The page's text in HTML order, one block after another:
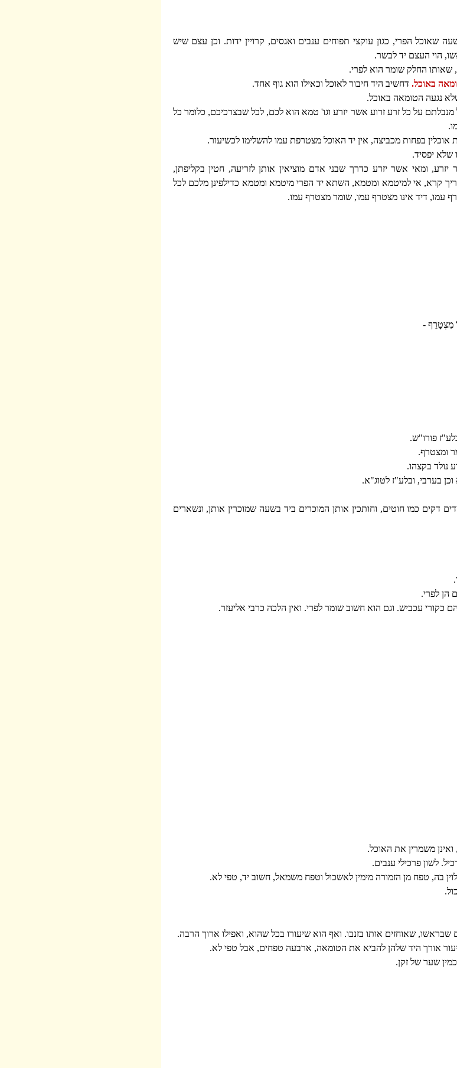
הפרי, כגון עוקצי תפוחים ענבים ואגסים, קרויין ידות. וכן עצם שיש
הוי העצם יד לבשר.
שאותו החלק שומר הוא לפרי.
באוכל. דחשיב היד חיבור לאוכל וכאילו הוא גוף אחד.
נגעה הטומאה באוכל.
מנבלתם על כל זרע זרוע אשר יזרע וגו' טמא הוא לכם, לכל שבצרכיכם, כלומר כל
בפחות מכביצה, אין יד האוכל מצטרפת עמו להשלימו לכשיעור.
שלא יפסיד.
ומאי אשר יזרע כדרך שבני אדם מוציאין אותן לזריעה, חטין בקליפתן,
קרא, אי למיטמא ומטמא, השתא יד הפרי מיטמא ומטמא כדילפינן מלכם לכל
דיד אינו מצטרף עמו, שומר מצטרף עמו.
מִצְטָרֵף -
פורו"ש.
ומצטרף.
נולד בקצהו.
בערבי, ובלע"ז לטוג"א.
דקים כמו חוטים, וחותכין אותן המוכרים ביד בשעה שמוכרין אותן, ונשארים
הן לפרי.
כקורי עכביש. וגם הוא חשוב שומר לפרי. ואין הלכה כרבי אליעזר.
ואינן משמרין את האוכל.
לשון פרכילי ענבים.
בה, טפח מן הזמורה מימין לאשכול וטפח משמאל, חשוב יד, טפי לא.
שבראשו, שאוחזים אותו בזנבו. ואף הוא שיעורו בכל שהוא, ואפילו ארוך הרבה.
אורך היד שלהן להביא את הטומאה, ארבעה טפחים, אבל טפי לא.
שער של זקן.